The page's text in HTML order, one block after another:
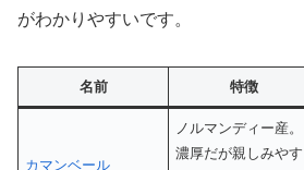
がわかりやすいです。
名前 特徴
カマンベール
ノルマンディー産。
濃厚だが親しみやす